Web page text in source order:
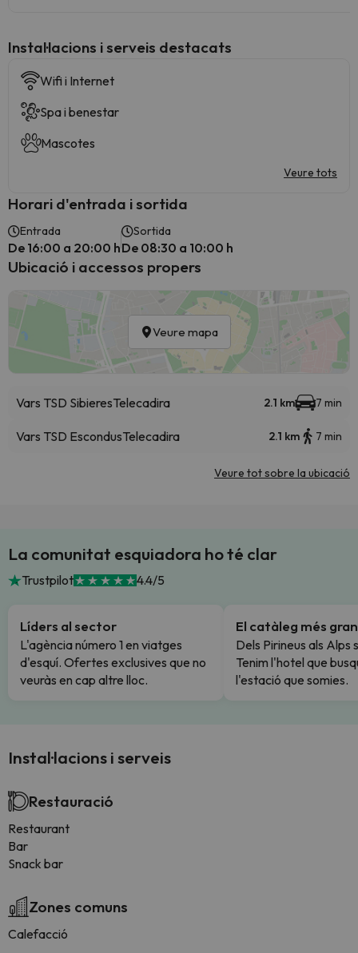
Instal·lacions i serveis destacats
Wifi i Internet
Spa i benestar
Mascotes
Veure tots
Horari d'entrada i sortida
Entrada
De 16:00 a 20:00 h
Sortida
De 08:30 a 10:00 h
Ubicació i accessos propers
Veure mapa
Vars TSD SibieresTelecadira 2.1 km 7 min
Vars TSD EscondusTelecadira 2.1 km 7 min
Veure tot sobre la ubicació
La comunitat esquiadora ho té clar
Trustpilot 4.4/5
Líders al sector
L'agència número 1 en viatges
d'esquí. Ofertes exclusives que no
veuràs en cap altre lloc.
El catàleg més gran
Dels Pirineus als Alps
Tenim l'hotel que
l'estació que somies.
Instal·lacions i serveis
Restauració
Restaurant
Bar
Snack bar
Zones comuns
Calefacció